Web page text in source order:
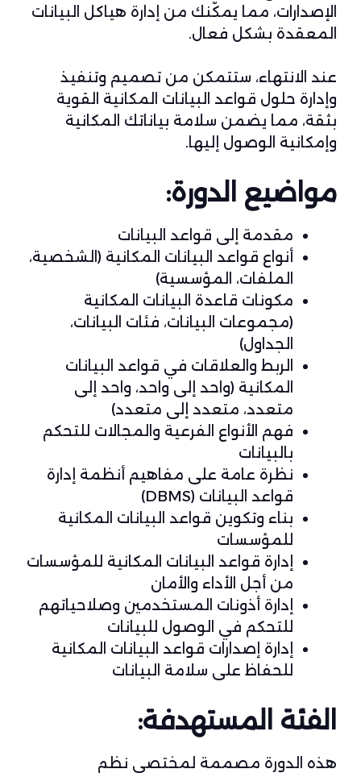
الإصدارات، مما يمكّنك من إدارة هياكل البيانات
المعقدة بشكل فعال.
عند الانتهاء، ستتمكن من تصميم وتنفيذ
وإدارة حلول قواعد البيانات المكانية القوية
بثقة، مما يضمن سلامة بياناتك المكانية
وإمكانية الوصول إليها.
مواضيع الدورة:
مقدمة إلى قواعد البيانات
أنواع قواعد البيانات المكانية (الشخصية،
الملفات، المؤسسية)
مكونات قاعدة البيانات المكانية
(مجموعات البيانات، فئات البيانات،
الجداول)
الربط والعلاقات في قواعد البيانات
المكانية (واحد إلى واحد، واحد إلى
متعدد، متعدد إلى متعدد)
فهم الأنواع الفرعية والمجالات للتحكم
بالبيانات
نظرة عامة على مفاهيم أنظمة إدارة
قواعد البيانات (DBMS)
بناء وتكوين قواعد البيانات المكانية
للمؤسسات
إدارة قواعد البيانات المكانية للمؤسسات
من أجل الأداء والأمان
إدارة أذونات المستخدمين وصلاحياتهم
للتحكم في الوصول للبيانات
إدارة إصدارات قواعد البيانات المكانية
للحفاظ على سلامة البيانات
الفئة المستهدفة:
هذه الدورة مصممة لمختصي نظم